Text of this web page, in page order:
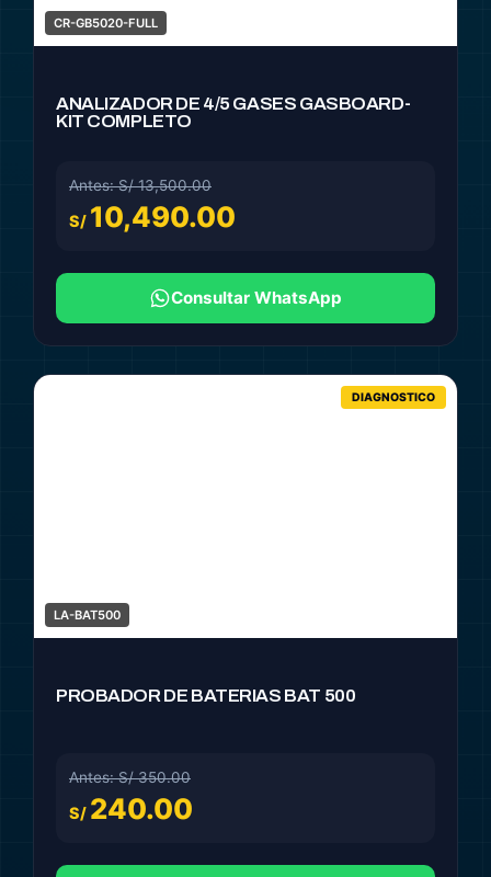
CR-GB5020-FULL
ANALIZADOR DE 4/5 GASES GASBOARD-
KIT COMPLETO
Antes: S/ 13,500.00
S/ 10,490.00
Consultar WhatsApp
DIAGNOSTICO
LA-BAT500
PROBADOR DE BATERIAS BAT 500
Antes: S/ 350.00
S/ 240.00